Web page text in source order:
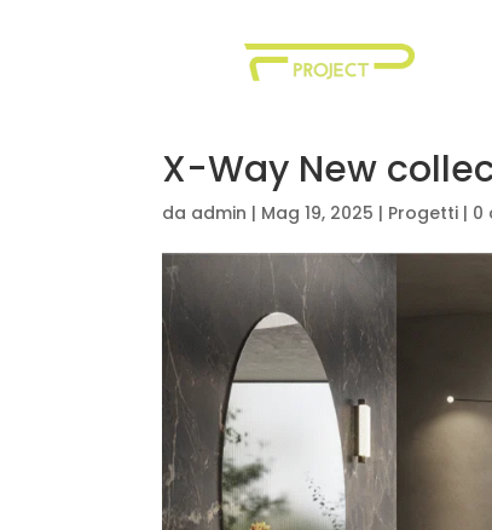
X-Way New
da admin | Mag 19, 2025 | Progetti | 0